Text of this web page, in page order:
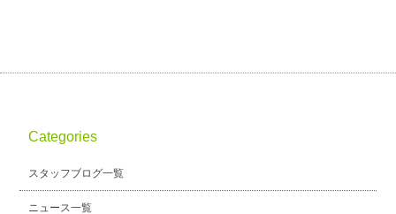
Categories
スタッフブログ一覧
ニュース一覧